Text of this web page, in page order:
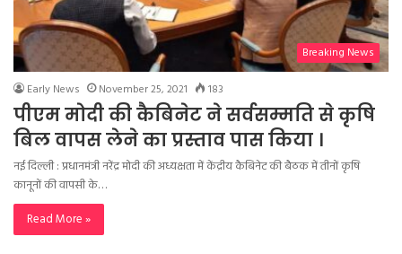
Breaking News
Early News November 25, 2021 183
पीएम मोदी की कैबिनेट ने सर्वसम्मति से कृषि
बिल वापस लेने का प्रस्ताव पास किया ।
नई दिल्ली : प्रधानमंत्री नरेंद्र मोदी की अध्यक्षता में केंद्रीय कैबिनेट की बैठक में तीनों कृषि
कानूनों की वापसी के…
Read More »